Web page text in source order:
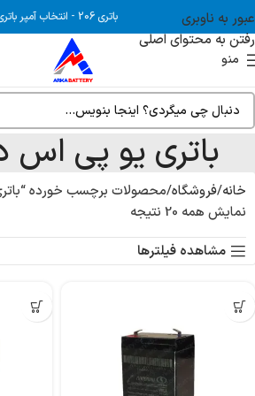
عبور به ناوبری
رفتن به محتوای اصلی
باتری 206 - انتخاب آمپر
منو
باتری یو پی اس
خانه فروشگاه محصولات برچسب خورده
نمایش همه 20 نتیجه
مشاهده فیلترها